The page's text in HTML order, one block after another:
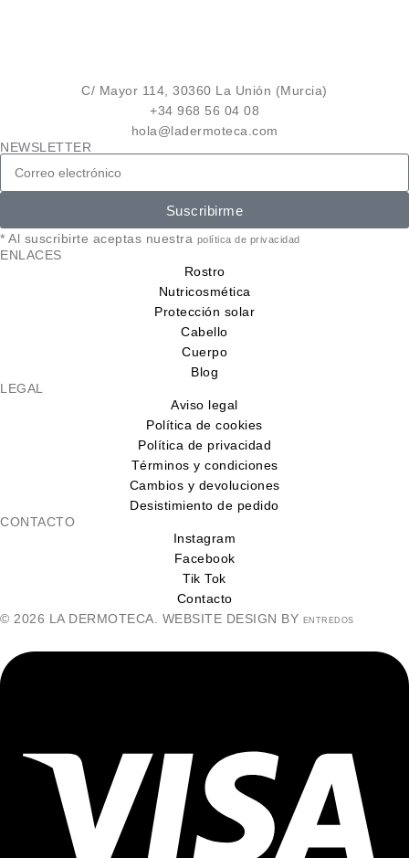
C/ Mayor 114, 30360 La Unión (Murcia)
+34 968 56 04 08
hola@ladermoteca.com
NEWSLETTER
Suscribirme
* Al suscribirte aceptas nuestra política de privacidad
ENLACES
Rostro
Nutricosmética
Protección solar
Cabello
Cuerpo
Blog
LEGAL
Aviso legal
Política de cookies
Política de privacidad
Términos y condiciones
Cambios y devoluciones
Desistimiento de pedido
CONTACTO
Instagram
Facebook
Tik Tok
Contacto
© 2026 LA DERMOTECA. WEBSITE DESIGN BY ENTREDOS